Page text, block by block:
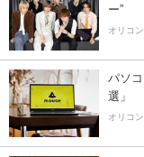
ー”
オリコ
パソ
選」
オリコ